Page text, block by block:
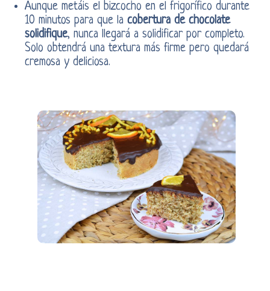
Aunque metáis el bizcocho en el frigorífico durante
10 minutos para que la cobertura de chocolate
solidifique, nunca llegará a solidificar por completo.
Solo obtendrá una textura más firme pero quedará
cremosa y deliciosa.